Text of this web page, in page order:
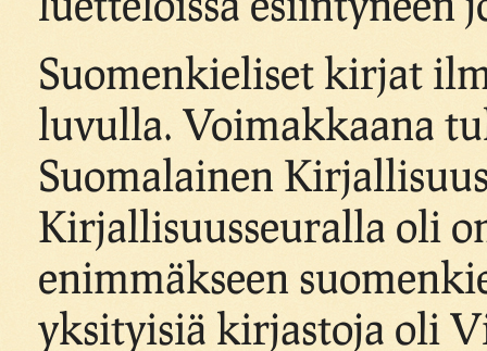
Suomenkieliset kirjat
luvulla. Voimakkaana
Suomalainen
Kirjallisuusseuralla oli
enimmäkseen
yksityisiä kirjastoja oli